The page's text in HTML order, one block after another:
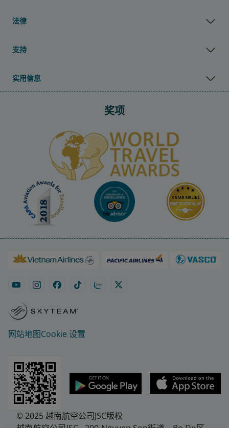
法律
支持
实用信息
奖项
网站地图Cookie 设置
© 2025 越南航空公司JSC版权